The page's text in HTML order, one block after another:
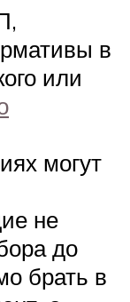
в
или
могут
не
до
брать в